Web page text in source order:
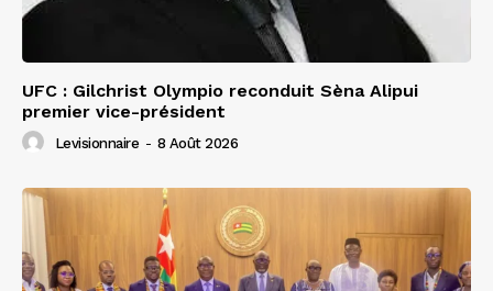
UFC : Gilchrist Olympio reconduit Sèna Alipui
premier vice-président
Levisionnaire - 8 Août 2026